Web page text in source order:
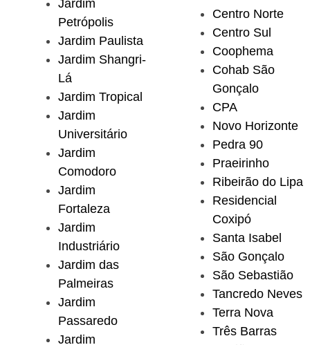
Jardim
Petrópolis
Jardim Paulista
Jardim Shangri-
Lá
Jardim Tropical
Jardim
Universitário
Jardim
Comodoro
Jardim
Fortaleza
Jardim
Industriário
Jardim das
Palmeiras
Jardim
Passaredo
Jardim
Centro Norte
Centro Sul
Coophema
Cohab São
Gonçalo
CPA
Novo Horizonte
Pedra 90
Praeirinho
Ribeirão do Lipa
Residencial
Coxipó
Santa Isabel
São Gonçalo
São Sebastião
Tancredo Neves
Terra Nova
Três Barras